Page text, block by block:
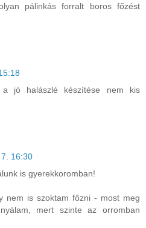
pálinkás forralt boros főzést
a jó halászlé készítése nem kis
16:30
is gyerekkoromban!
nem is szoktam főzni - most meg
mert szinte az orromban